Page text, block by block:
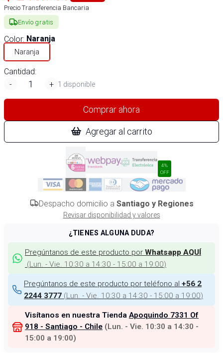
Precio Transferencia Bancaria
Envío gratis
Color: Naranja
Naranja
Cantidad:
-
+ 1 disponible
Comprar ahora
Agregar al carrito
4%
OFF
Despacho domicilio a Santiago y Regiones
Revisar disponibilidad y valores
¿TIENES ALGUNA DUDA?
Pregúntanos de este producto por Whatsapp AQUÍ
(Lun. - Vie. 10:30 a 14:30 - 15:00 a 19:00)
Pregúntanos de este producto por teléfono al +56 2
2244 3777 (Lun. - Vie. 10:30 a 14:30 - 15:00 a 19:00)
Visítanos en nuestra Tienda Apoquindo 7331 Of
918 - Santiago - Chile (Lun. - Vie. 10:30 a 14:30 -
15:00 a 19:00)